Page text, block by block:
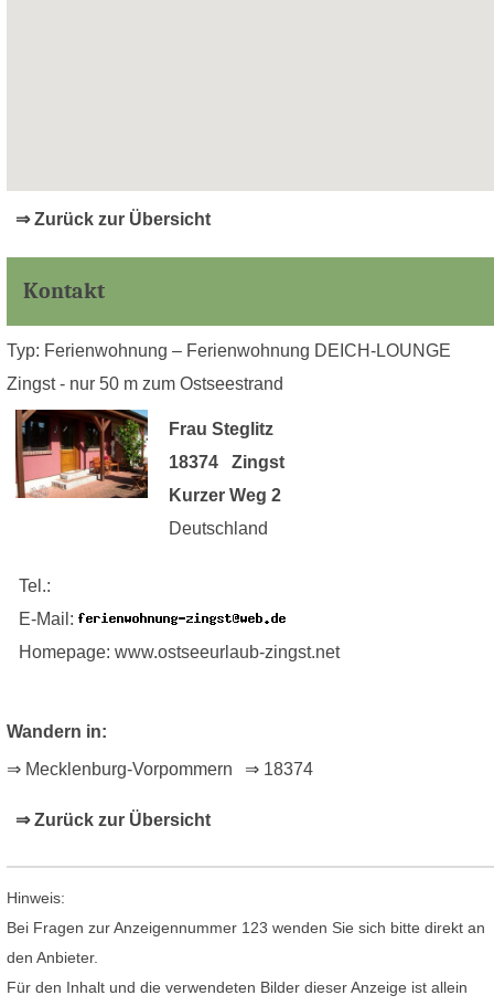
⇒ Zurück zur Übersicht
Kontakt
Typ: Ferienwohnung – Ferienwohnung DEICH-LOUNGE
Zingst - nur 50 m zum Ostseestrand
Frau Steglitz
18374 Zingst
Kurzer Weg 2
Deutschland
Tel.:
E-Mail:
Homepage: www.ostseeurlaub-zingst.net
Wandern in:
⇒ Mecklenburg-Vorpommern ⇒ 18374
⇒ Zurück zur Übersicht
Hinweis:
Bei Fragen zur Anzeigennummer 123 wenden Sie sich bitte direkt an
den Anbieter.
Für den Inhalt und die verwendeten Bilder dieser Anzeige ist allein